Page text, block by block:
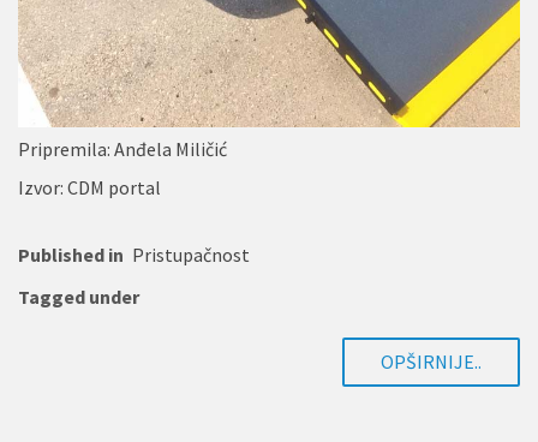
Pripremila: Anđela Miličić
Izvor: CDM portal
Published in Pristupačnost
Tagged under
OPŠIRNIJE..